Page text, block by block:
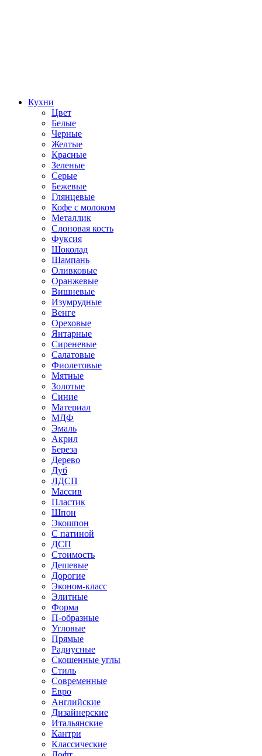
Кухни
Цвет
Белые
Черные
Желтые
Красные
Зеленые
Серые
Бежевые
Глянцевые
Кофе с молоком
Металлик
Слоновая кость
Фуксия
Шоколад
Шампань
Оливковые
Оранжевые
Вишневые
Изумрудные
Венге
Ореховые
Янтарные
Сиреневые
Салатовые
Фиолетовые
Мятные
Золотые
Синие
Материал
МДФ
Эмаль
Акрил
Береза
Дерево
Дуб
ЛДСП
Массив
Пластик
Шпон
Экошпон
С патиной
ДСП
Стоимость
Дешевые
Дорогие
Эконом-класс
Элитные
Форма
П-образные
Угловые
Прямые
Радиусные
Скошенные углы
Стиль
Современные
Евро
Английские
Дизайнерские
Итальянские
Кантри
Классические